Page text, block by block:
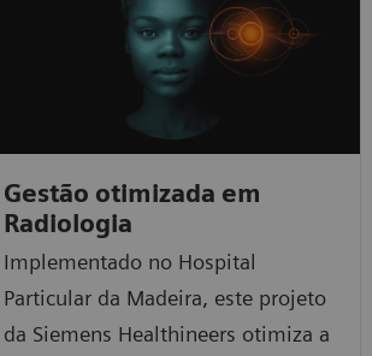
Gestão otimizada em
Radiologia
Implementado no Hospital
Particular da Madeira, este projeto
da Siemens Healthineers otimiza a